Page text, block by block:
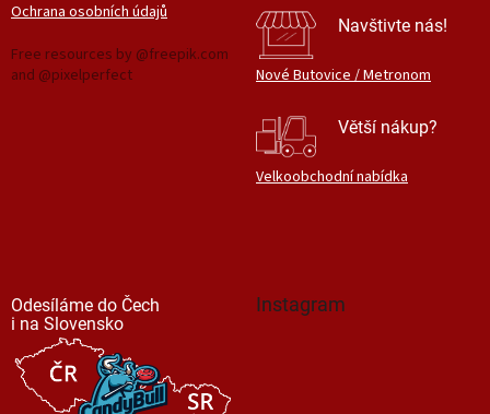
Ochrana osobních údajů
Free resources by @freepik.com
and @pixelperfect
Navštivte nás!
Nové Butovice / Metronom
Větší nákup?
Velkoobchodní nabídka
Odesíláme do Čech
i na Slovensko
Instagram